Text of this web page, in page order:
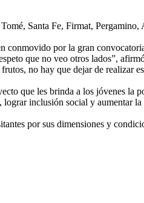
Santa Fe, Firmat,
por la gran
que no veo otros lados”,
no hay que dejar de realizar
que les brinda a los jóvenes la
inclusión social y aumentar
por sus dimensiones y